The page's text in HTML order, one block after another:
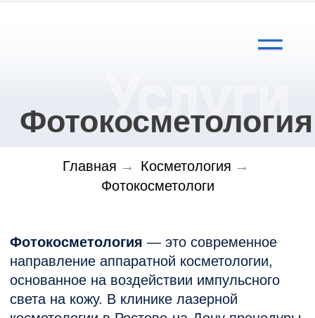
Главная → Косметология →
Фотокосметологи
Фотокосметология— это современное
направление аппаратной косметологии,
фотокосметологии помогают эффективно
омолодить кожу, устранить пигментацию,
сосудистые дефекты и улучшить общий тон
и текстуру лица без повреждения кожного
покрова.